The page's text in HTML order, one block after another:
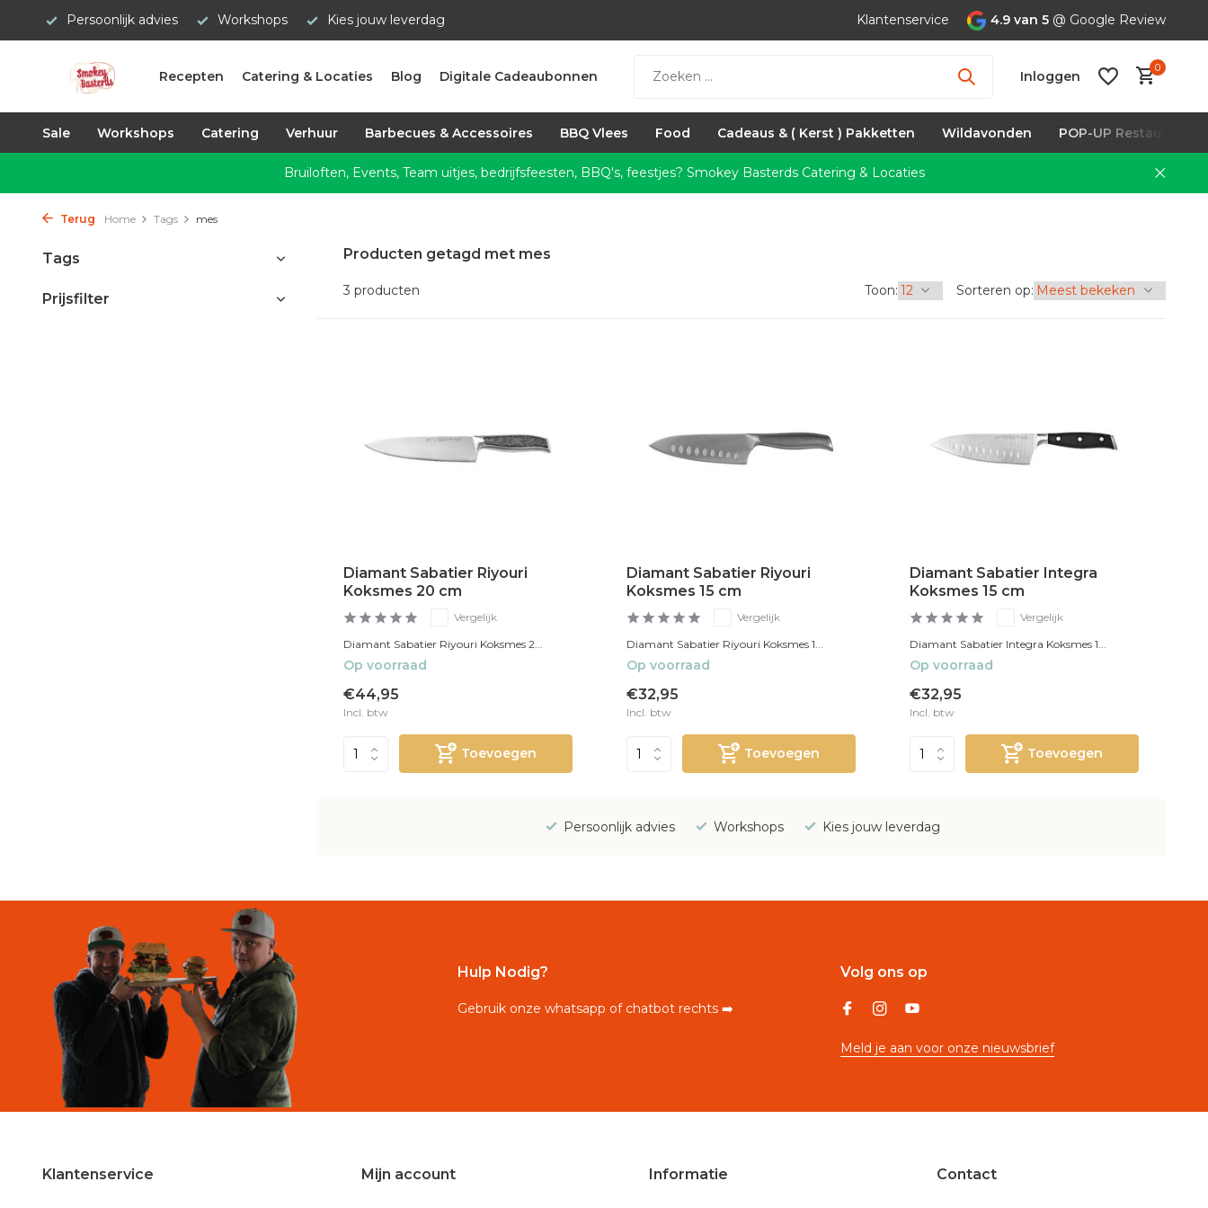
Persoonlijk advies Workshops Kies jouw leverdag Klantenservice 4.9 van 5 @ Google Review
Recepten Catering & Locaties Blog Digitale Cadeaubonnen Inloggen
0
Sale Workshops Catering Verhuur Barbecues & Accessoires BBQ Vlees Food Cadeaus & ( Kerst ) Pakketten Wildavonden POP-UP Restaurants
Bruiloften, Events, Team uitjes, bedrijfsfeesten, BBQ's, feestjes? Smokey Basterds Catering & Locaties
Terug Home Tags mes
Tags
Prijsfilter
Producten getagd met mes
3 producten Toon: Sorteren op:
Diamant Sabatier Riyouri
Koksmes 20 cm
Vergelijk
Diamant Sabatier Riyouri Koksmes 2...
Op voorraad
€44,95
Incl. btw
Toevoegen
Diamant Sabatier Riyouri
Koksmes 15 cm
Vergelijk
Diamant Sabatier Riyouri Koksmes 1...
Op voorraad
€32,95
Incl. btw
Toevoegen
Diamant Sabatier Integra
Koksmes 15 cm
Vergelijk
Diamant Sabatier Integra Koksmes 1...
Op voorraad
€32,95
Incl. btw
Toevoegen
Persoonlijk advies Workshops Kies jouw leverdag
Hulp Nodig?
Gebruik onze whatsapp of chatbot rechts ➡️
Volg ons op
Meld je aan voor onze nieuwsbrief
Klantenservice Mijn account Informatie Contact